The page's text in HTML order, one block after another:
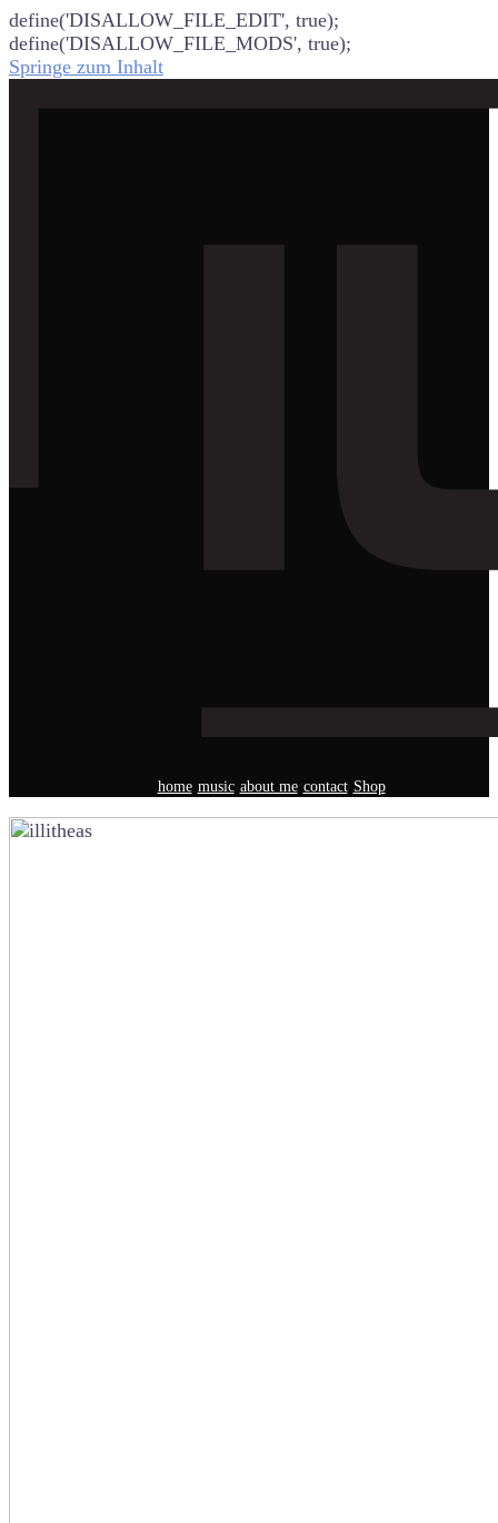
define('DISALLOW_FILE_EDIT', true);
define('DISALLOW_FILE_MODS', true);
Springe zum Inhalt
home music about me contact Shop